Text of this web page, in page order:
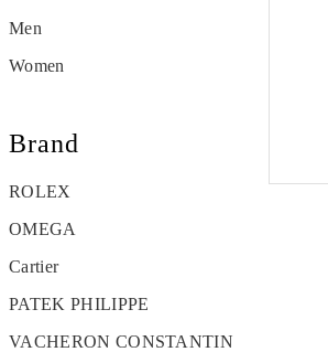
Men
Women
Brand
ROLEX
OMEGA
Cartier
PATEK PHILIPPE
VACHERON CONSTANTIN